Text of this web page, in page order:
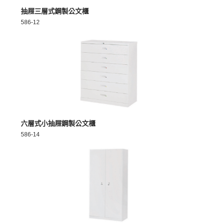
抽屜三層式鋼製公文櫃
586-12
六層式小抽屜鋼製公文櫃
586-14